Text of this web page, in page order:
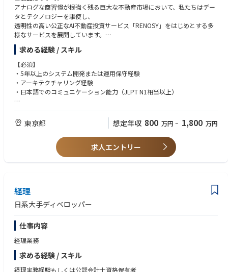
当社では若手メンバーも多く在籍していることから、マネジメントの機
会も多く存在しています。
同時に、より技術を深く追求し続ける専門性の高いポジションも存在し
ており、ご志向に合わせた様々な機会を提供しています。
■開発環境
技術スタック詳細
当社では最新技術の積極的な採用と、開発生産性の向上に注力していま
す。
主要言語：Ruby, JavaScript, Swift, Kotlin
その他：Docker, Datadog Synthetic, Postman, Confluence
継続的インテグレーション：CircleCI
生成AIツール：Github Copilot, Cursor, Dify, ChatGPT
週1回の技術勉強会の開催
カンファレンス費用や書籍購入費用の補助
リファクタリングや技術的負債解消への取り組み
生成AIツールの積極的な導入／活用（Claude, Cursor, Codex, Gemini, Co
技術ブログの執筆（Zenn：https://zenn.dev/p/gatechnologies ）
・多言語対応アプリの開発経験
・技術ブログや登壇などのアウトプット経験
アナログな商習慣が根強く残る巨大な不動産市場において、私たちはデー
タとテクノロジーを駆使し、
透明性の高い公正なAI不動産投資サービス「RENOSY」をはじめとする多
様なサービスを展開しています。
■業務内容について、
以下のような業務に、共に取り組んでいただきたいと考えています。
・AI不動産投資サービス「RENOSY」をはじめとした自社プロダクトにお
ける新機能開発の主導
・新規システムのアーキテクチャリング、および既存システムのリアーキ
・チームやプロダクトを横断する技術的課題の発見と解決
・パフォーマンスチューニング、モニタリング体制の強化、信頼性向上
・開発プロセスの改善や生産性向上のためのツール選定から導入、自動化
・エンジニアのメンタリングを行い、学習・品質・継続的改善の文化を醸
◎ グローバルに展開されていく事業に携われます
GA technologiesでは現在7か国に事業を展開しており、今後も拡大して
いく予定です。
ダイナミックな事業成長と共に、自身の技術・キャリアも圧倒的なスピ
ードで進化させていくことができます。
◎ 優秀なメンバーと開発を進められます
社内には、現CTOの後藤のほかにも、過去にCTOやテックリードを経験
求める経験 / スキル
【必須】
・5年以上のシステム開発または運用保守経験
・アーキテクチャリング経験
・日本語でのコミュニケーション能力（JLPT N1相当以上）
【歓迎】
・テックリード、またはエンジニアリングマネージャーとしての経験（1
年以上）
・大規模トラフィックを扱うサービスの開発・運用経験
・アーキテクトとしての設計・開発経験
・CI/CD環境の構築・運用経験
東京都 想定年収 800 万円 ~ 1,800 万円
求人エントリー
経理
日系大手ディベロッパー
仕事内容
経理業務
求める経験 / スキル
経理実務経験もしくは公認会計士資格保有者